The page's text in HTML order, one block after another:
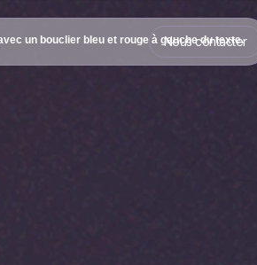
Nous contacter